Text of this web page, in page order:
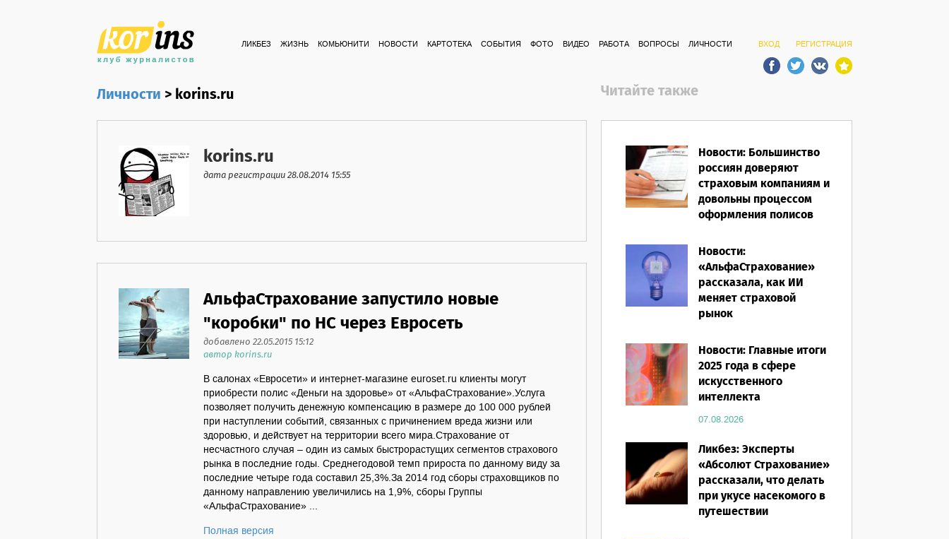
ВХОД РЕГИСТРАЦИЯ
ЛИКБЕЗ ЖИЗНЬ КОМЬЮНИТИ НОВОСТИ КАРТОТЕКА СОБЫТИЯ ФОТО ВИДЕО РАБОТА ВОПРОСЫ ЛИЧНОСТИ
Личности>korins.ru
korins.ru
дата регистрации 28.08.2014 15:55
АльфаСтрахование запустило новые
"коробки" по НС через Евросеть
добавлено 22.05.2015 15:12
автор korins.ru
В салонах «Евросети» и интернет-магазине euroset.ru клиенты могут
приобрести полис «Деньги на здоровье» от «АльфаСтрахование».Услуга
позволяет получить денежную компенсацию в размере до 100 000 рублей
при наступлении событий, связанных с причинением вреда жизни или
здоровью, и действует на территории всего мира.Страхование от
несчастного случая – один из самых быстрорастущих сегментов страхового
рынка в последние годы. Среднегодовой темп прироста по данному виду за
последние четыре года составил 25,3%.За 2014 год сборы страховщиков по
данному направлению увеличились на 1,9%, сборы Группы
«АльфаСтрахование» ...
Полная версия
Читайте также
Новости: Большинство
россиян доверяют
страховым компаниям и
довольны процессом
оформления полисов
Новости:
«АльфаСтрахование»
рассказала, как ИИ
меняет страховой
рынок
Новости: Главные итоги
2025 года в сфере
искусственного
интеллекта
07.08.2026
Ликбез: Эксперты
«Абсолют Страхование»
рассказали, что делать
при укусе насекомого в
путешествии